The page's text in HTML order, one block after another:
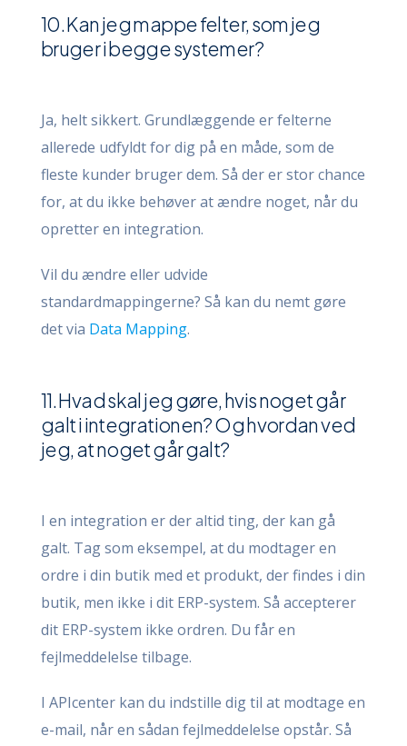
10. Kan jeg mappe felter, som jeg
bruger i begge systemer?
Ja, helt sikkert. Grundlæggende er felterne
allerede udfyldt for dig på en måde, som de
fleste kunder bruger dem. Så der er stor chance
for, at du ikke behøver at ændre noget, når du
opretter en integration.
Vil du ændre eller udvide
standardmappingerne? Så kan du nemt gøre
det via Data Mapping.
11. Hvad skal jeg gøre, hvis noget går
galt i integrationen? Og hvordan ved
jeg, at noget går galt?
I en integration er der altid ting, der kan gå
galt. Tag som eksempel, at du modtager en
ordre i din butik med et produkt, der findes i din
butik, men ikke i dit ERP-system. Så accepterer
dit ERP-system ikke ordren. Du får en
fejlmeddelelse tilbage.
I APIcenter kan du indstille dig til at modtage en
e-mail, når en sådan fejlmeddelelse opstår. Så